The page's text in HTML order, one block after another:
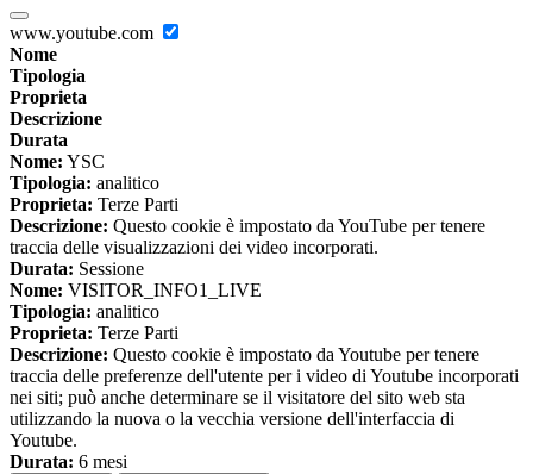
www.youtube.com
Nome
Tipologia
Proprieta
Descrizione
Durata
Nome: YSC
Tipologia: analitico
Proprieta: Terze Parti
Descrizione: Questo cookie è impostato da YouTube per tenere
traccia delle visualizzazioni dei video incorporati.
Durata: Sessione
Nome: VISITOR_INFO1_LIVE
Tipologia: analitico
Proprieta: Terze Parti
Descrizione: Questo cookie è impostato da Youtube per tenere
traccia delle preferenze dell'utente per i video di Youtube incorporati
nei siti; può anche determinare se il visitatore del sito web sta
utilizzando la nuova o la vecchia versione dell'interfaccia di
Youtube.
Durata: 6 mesi